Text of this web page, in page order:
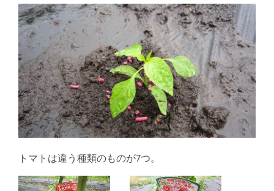
トマトは違う種類のものが7つ。